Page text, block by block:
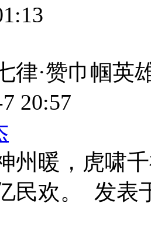
律·赞巾帼
20:57
州暖，虎啸
民欢。 发表